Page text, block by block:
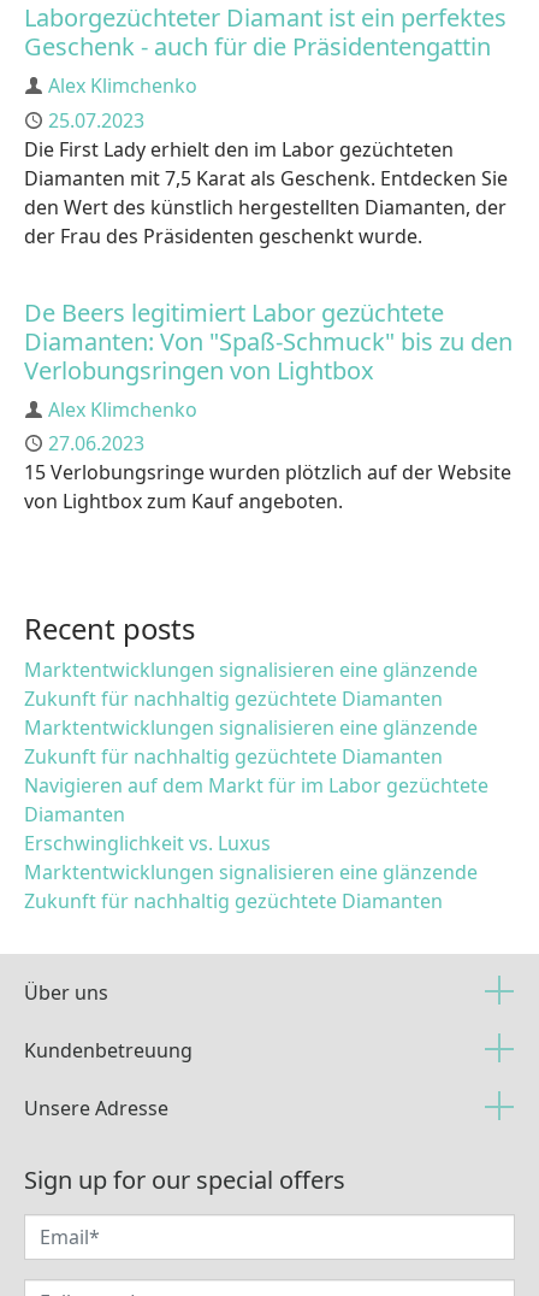
Laborgezüchteter Diamant ist ein perfektes
Geschenk - auch für die Präsidentengattin
Author
Alex Klimchenko
Published
25.07.2023
Die First Lady erhielt den im Labor gezüchteten
Diamanten mit 7,5 Karat als Geschenk. Entdecken Sie
den Wert des künstlich hergestellten Diamanten, der
der Frau des Präsidenten geschenkt wurde.
De Beers legitimiert Labor gezüchtete
Diamanten: Von "Spaß-Schmuck" bis zu den
Verlobungsringen von Lightbox
Author
Alex Klimchenko
Published
27.06.2023
15 Verlobungsringe wurden plötzlich auf der Website
von Lightbox zum Kauf angeboten.
Recent posts
Marktentwicklungen signalisieren eine glänzende
Zukunft für nachhaltig gezüchtete Diamanten
Marktentwicklungen signalisieren eine glänzende
Zukunft für nachhaltig gezüchtete Diamanten
Navigieren auf dem Markt für im Labor gezüchtete
Diamanten
Erschwinglichkeit vs. Luxus
Marktentwicklungen signalisieren eine glänzende
Zukunft für nachhaltig gezüchtete Diamanten
Über uns
Kundenbetreuung
Unsere Adresse
Sign up for our special offers